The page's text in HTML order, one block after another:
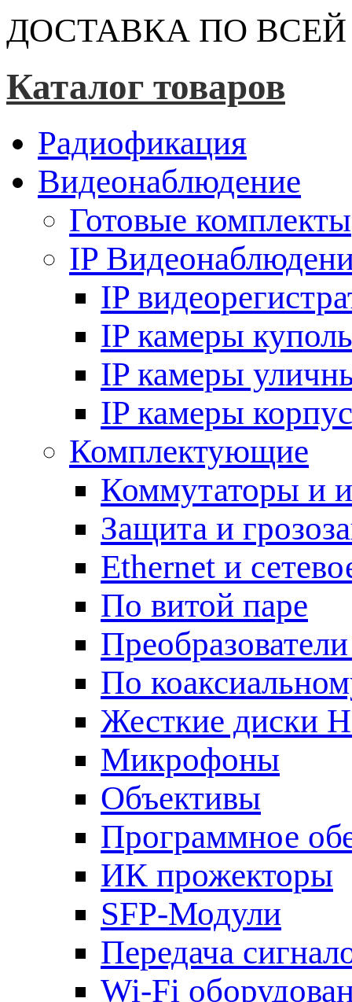
ДОСТАВКА ПО
Каталог товаров
Радиофикация
Видеонаблюдение
Готовые комплекты
IP
IP
IP камеры
IP камеры
IP камеры
Комплектующие
Коммутаторы и
Защита и
Ethernet и
По витой паре
По
Жесткие диски
Микрофоны
Объективы
Программное
ИК прожекторы
SFP-Модули
Передача
Wi-Fi